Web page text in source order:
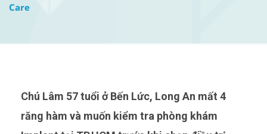
Care
Chú Lâm 57 tuổi ở Bến Lức, Long An mất 4
răng hàm và muốn kiểm tra phòng khám